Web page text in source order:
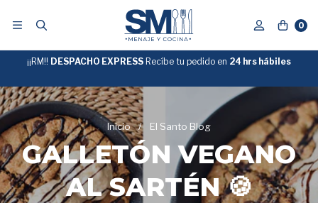
0
GRATIS
SOBRE
¡¡RM!! DESPACHO EXPRESS Recíbe tu pedido en 24 hrs hábiles
Inicio / El Santo Blog
GALLETÓN VEGANO
AL SARTÉN 🍪